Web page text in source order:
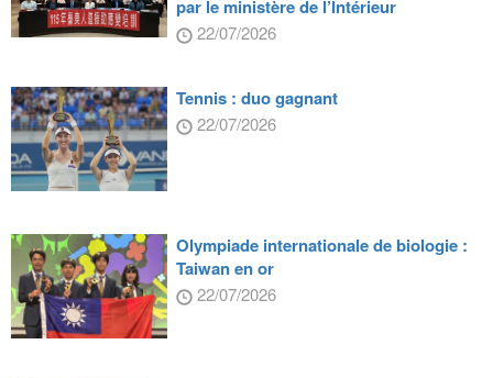
par le ministère de l’Intérieur
22/07/2026
Tennis : duo gagnant
22/07/2026
Olympiade internationale de biologie :
Taiwan en or
22/07/2026